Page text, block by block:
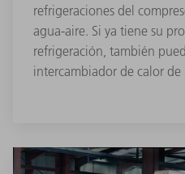
refrigeraciones del
agua-aire. Si ya tiene su
refrigeración, también
intercambiador de calor de